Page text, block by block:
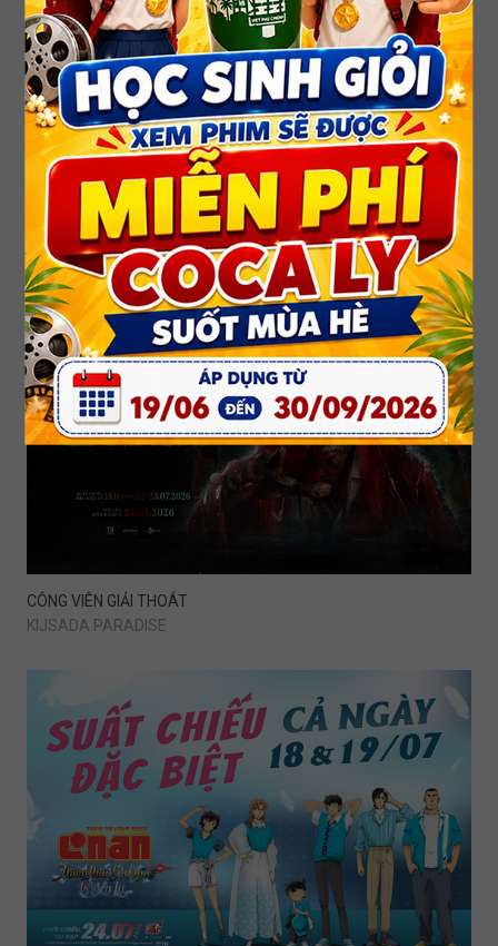
SPIDER MAN 4: KHỞI ĐẦU MỚI_13+
SPIDER MAN 4: BRAND NEW DAY
CÔNG VIÊN GIẢI THOÁT
KIJSADA PARADISE